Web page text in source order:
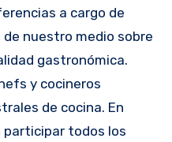
a cargo de
nuestro medio sobre
gastronómica.
y cocineros
de cocina. En
participar todos los